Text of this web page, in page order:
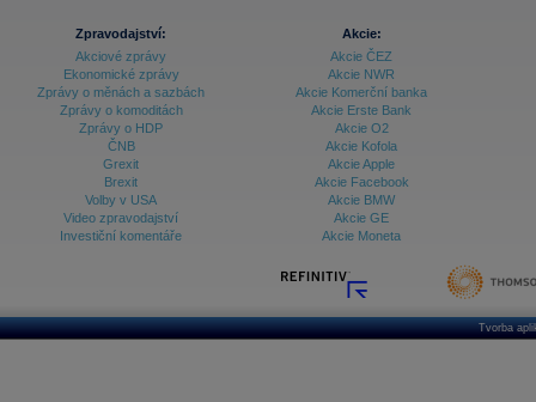
Zpravodajství:
Akciové zprávy
Ekonomické zprávy
Zprávy o měnách a sazbách
Zprávy o komoditách
Zprávy o HDP
ČNB
Grexit
Brexit
Volby v USA
Video zpravodajství
Investiční komentáře
Akcie:
Akcie ČEZ
Akcie NWR
Akcie Komerční banka
Akcie Erste Bank
Akcie O2
Akcie Kofola
Akcie Apple
Akcie Facebook
Akcie BMW
Akcie GE
Akcie Moneta
Tvorba